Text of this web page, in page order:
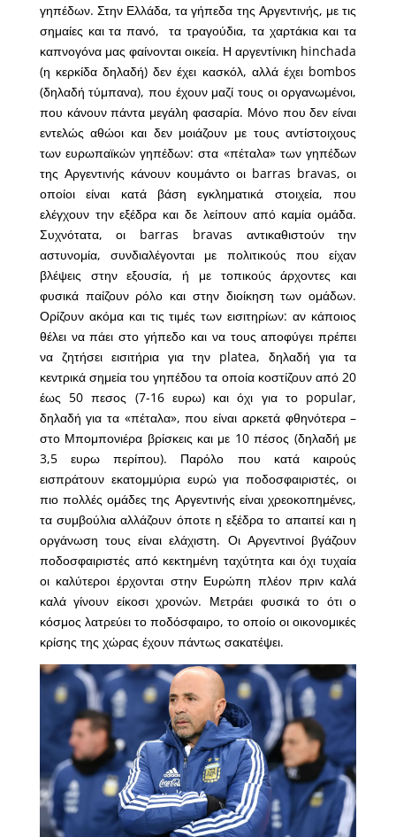
γηπέδων. Στην Ελλάδα, τα γήπεδα της Αργεντινής, με τις
σημαίες και τα πανό, τα τραγούδια, τα χαρτάκια και τα
καπνογόνα μας φαίνονται οικεία. Η αργεντίνικη hinchada
(η κερκίδα δηλαδή) δεν έχει κασκόλ, αλλά έχει bombos
(δηλαδή τύμπανα), που έχουν μαζί τους οι οργανωμένοι,
που κάνουν πάντα μεγάλη φασαρία. Μόνο που δεν είναι
εντελώς αθώοι και δεν μοιάζουν με τους αντίστοιχους
των ευρωπαϊκών γηπέδων: στα «πέταλα» των γηπέδων
της Αργεντινής κάνουν κουμάντο οι barras bravas, οι
οποίοι είναι κατά βάση εγκληματικά στοιχεία, που
ελέγχουν την εξέδρα και δε λείπουν από καμία ομάδα.
Συχνότατα, οι barras bravas αντικαθιστούν την
αστυνομία, συνδιαλέγονται με πολιτικούς που είχαν
βλέψεις στην εξουσία, ή με τοπικούς άρχοντες και
φυσικά παίζουν ρόλο και στην διοίκηση των ομάδων.
Ορίζουν ακόμα και τις τιμές των εισιτηρίων: αν κάποιος
θέλει να πάει στο γήπεδο και να τους αποφύγει πρέπει
να ζητήσει εισιτήρια για την platea, δηλαδή για τα
κεντρικά σημεία του γηπέδου τα οποία κοστίζουν από 20
έως 50 πεσος (7-16 ευρω) και όχι για το popular,
δηλαδή για τα «πέταλα», που είναι αρκετά φθηνότερα –
στο Μπομπονιέρα βρίσκεις και με 10 πέσος (δηλαδή με
3,5 ευρω περίπου). Παρόλο που κατά καιρούς
εισπράτουν εκατομμύρια ευρώ για ποδοσφαιριστές, οι
πιο πολλές ομάδες της Αργεντινής είναι χρεοκοπημένες,
τα συμβούλια αλλάζουν όποτε η εξέδρα το απαιτεί και η
οργάνωση τους είναι ελάχιστη. Οι Αργεντινοί βγάζουν
ποδοσφαιριστές από κεκτημένη ταχύτητα και όχι τυχαία
οι καλύτεροι έρχονται στην Ευρώπη πλέον πριν καλά
καλά γίνουν είκοσι χρονών. Μετράει φυσικά το ότι ο
κόσμος λατρεύει το ποδόσφαιρο, το οποίο οι οικονομικές
κρίσης της χώρας έχουν πάντως σακατέψει.